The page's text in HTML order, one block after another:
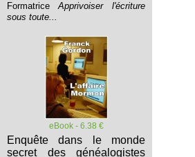
Formatrice
Apprivoiser l'écriture
sous toute...
eBook - 6.38 €
Enquête dans le monde
secret des généalogistes